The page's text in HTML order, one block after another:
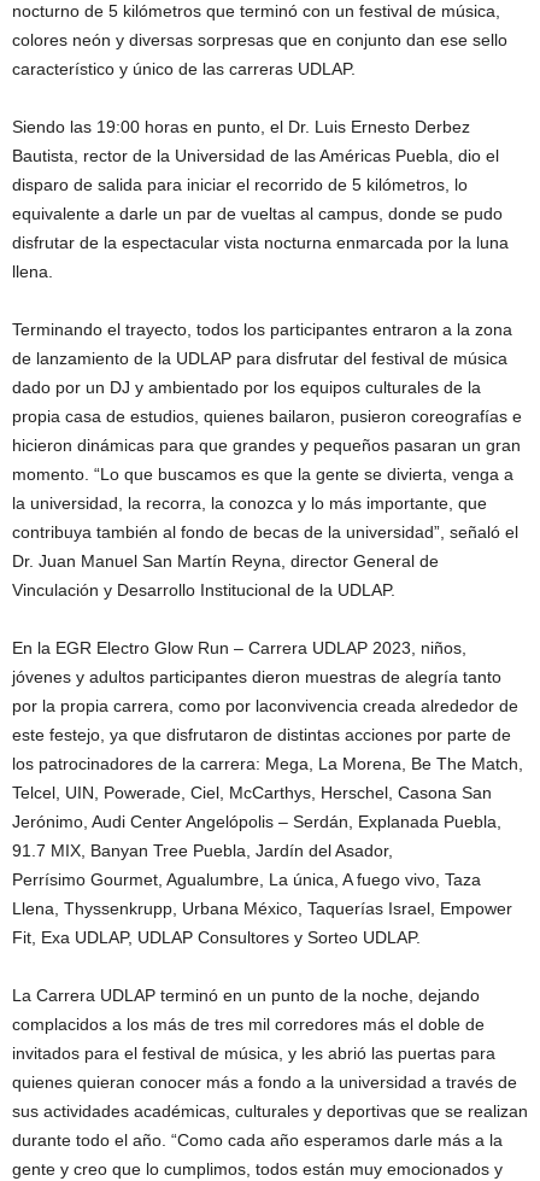
nocturno de 5 kilómetros que terminó con un festival de música,
colores neón y diversas sorpresas que en conjunto dan ese sello
característico y único de las carreras UDLAP.
Siendo las 19:00 horas en punto, el Dr. Luis Ernesto Derbez
Bautista, rector de la Universidad de las Américas Puebla, dio el
disparo de salida para iniciar el recorrido de 5 kilómetros, lo
equivalente a darle un par de vueltas al campus, donde se pudo
disfrutar de la espectacular vista nocturna enmarcada por la luna
llena.
Terminando el trayecto, todos los participantes entraron a la zona
de lanzamiento de la UDLAP para disfrutar del festival de música
dado por un DJ y ambientado por los equipos culturales de la
propia casa de estudios, quienes bailaron, pusieron coreografías e
hicieron dinámicas para que grandes y pequeños pasaran un gran
momento. “Lo que buscamos es que la gente se divierta, venga a
la universidad, la recorra, la conozca y lo más importante, que
contribuya también al fondo de becas de la universidad”, señaló el
Dr. Juan Manuel San Martín Reyna, director General de
Vinculación y Desarrollo Institucional de la UDLAP.
En la EGR Electro Glow Run – Carrera UDLAP 2023, niños,
jóvenes y adultos participantes dieron muestras de alegría tanto
por la propia carrera, como por laconvivencia creada alrededor de
este festejo, ya que disfrutaron de distintas acciones por parte de
los patrocinadores de la carrera: Mega, La Morena, Be The Match,
Telcel, UIN, Powerade, Ciel, McCarthys, Herschel, Casona San
Jerónimo, Audi Center Angelópolis – Serdán, Explanada Puebla,
91.7 MIX, Banyan Tree Puebla, Jardín del Asador,
Perrísimo Gourmet, Agualumbre, La única, A fuego vivo, Taza
Llena, Thyssenkrupp, Urbana México, Taquerías Israel, Empower
Fit, Exa UDLAP, UDLAP Consultores y Sorteo UDLAP.
La Carrera UDLAP terminó en un punto de la noche, dejando
complacidos a los más de tres mil corredores más el doble de
invitados para el festival de música, y les abrió las puertas para
quienes quieran conocer más a fondo a la universidad a través de
sus actividades académicas, culturales y deportivas que se realizan
durante todo el año. “Como cada año esperamos darle más a la
gente y creo que lo cumplimos, todos están muy emocionados y